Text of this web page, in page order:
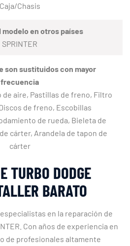
Caja/Chasis
modelo en otros países
SPRINTER
son sustituidos con mayor
frecuencia
aire, Pastillas de freno, Filtro
de freno, Escobillas
de rueda, Bieleta de
cárter, Arandela de tapon de
cárter
TURBO DODGE
BARATO
en la reparación de
Con años de experiencia en
de profesionales altamente